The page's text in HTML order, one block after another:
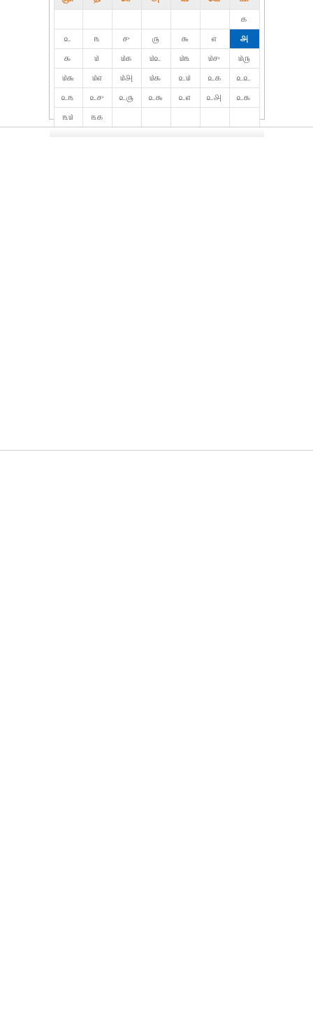
௧
௨
௩ ௪ ௫ ௬ ௭
௮
௯
௰ ௰௧ ௰௨ ௰௩ ௰௪
௰௫
௰௬
௰௭ ௰௮ ௰௯ ௨௰ ௨௧
௨௨
௨௩
௨௪ ௨௫ ௨௬ ௨௭ ௨௮
௨௯
௩௰
௩௧